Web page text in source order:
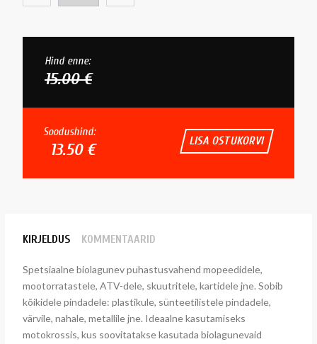
Hind enne:
15.00 €
Soodushind:
13.50 € LISA OSTUKORVI
KIRJELDUS KOMMENTAARID
Spetsiaalne biolagunev puhastusvahend mopeedidele,
mootorratastele, ATV-dele, skuutritele, kartidele jne. Sobib
kõikidele pindadele: plastikule, sünteetilistele pindadele,
värvile, nahale, metallile jne. Ideaalne kasutamiseks
motokrossis, kus soovitatakse kasutada biolagunevaid